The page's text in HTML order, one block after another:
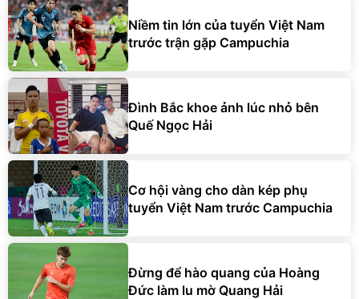
Niềm tin lớn của tuyển Việt Nam
trước trận gặp Campuchia
Đình Bắc khoe ảnh lúc nhỏ bên
Quế Ngọc Hải
Cơ hội vàng cho dàn kép phụ
tuyển Việt Nam trước Campuchia
Đừng để hào quang của Hoàng
Đức làm lu mờ Quang Hải